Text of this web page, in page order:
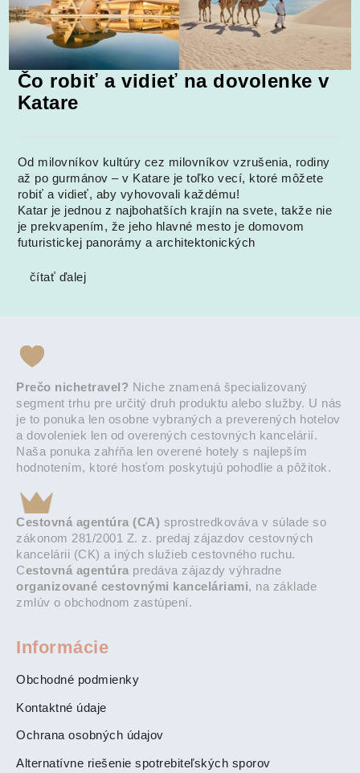
Čo robiť a vidieť na dovolenke v
Katare
Od milovníkov kultúry cez milovníkov vzrušenia, rodiny
až po gurmánov – v Katare je toľko vecí, ktoré môžete
robiť a vidieť, aby vyhovovali každému!
Katar je jednou z najbohatších krajín na svete, takže nie
je prekvapením, že jeho hlavné mesto je domovom
futuristickej panorámy a architektonických
čítať ďalej
Prečo nichetravel? Niche znamená špecializovaný
segment trhu pre určitý druh produktu alebo služby. U nás
je to ponuka len osobne vybraných a preverených hotelov
a dovoleniek len od overených cestovných kancelárií.
Naša ponuka zahŕňa len overené hotely s najlepším
hodnotením, ktoré hosťom poskytujú pohodlie a pôžitok.
Cestovná agentúra (CA) sprostredkováva v súlade so
zákonom 281/2001 Z. z. predaj zájazdov cestovných
kancelárii (CK) a iných služieb cestovného ruchu.
Cestovná agentúra predáva zájazdy výhradne
organizované cestovnými kanceláriami, na základe
zmlúv o obchodnom zastúpení.
Informácie
Obchodné podmienky
Kontaktné údaje
Ochrana osobných údajov
Alternatívne riešenie spotrebiteľských sporov